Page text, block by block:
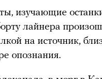
изучающие
лайнера
на источник,
опознания.